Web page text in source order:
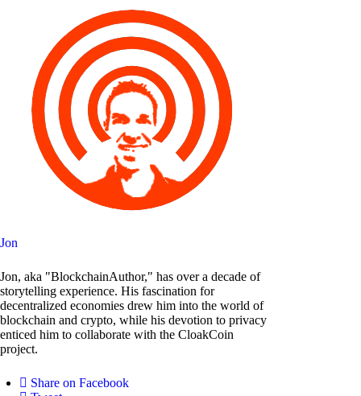
Jon
Jon, aka "BlockchainAuthor," has over a decade of
storytelling experience. His fascination for
decentralized economies drew him into the world of
blockchain and crypto, while his devotion to privacy
enticed him to collaborate with the CloakCoin
project.
Share on Facebook